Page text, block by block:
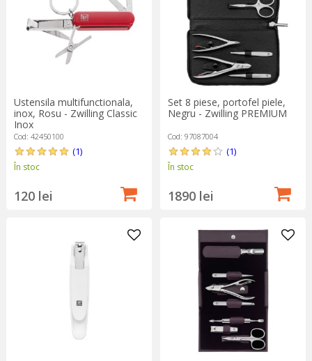
Ustensila multifunctionala,
inox, Rosu - Zwilling Classic
Inox
Cod: 42450100
(1)
În stoc
120 lei
Set 8 piese, portofel piele,
Negru - Zwilling PREMIUM
Cod: 97087004
(1)
În stoc
1890 lei